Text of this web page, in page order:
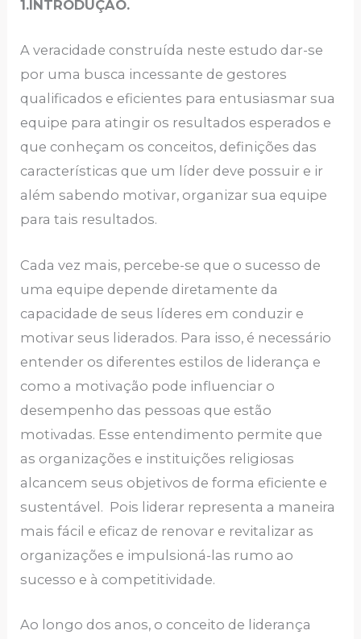
1.INTRODUÇÃO.
A veracidade construída neste estudo dar-se
por uma busca incessante de gestores
qualificados e eficientes para entusiasmar sua
equipe para atingir os resultados esperados e
que conheçam os conceitos, definições das
características que um líder deve possuir e ir
além sabendo motivar, organizar sua equipe
para tais resultados.
Cada vez mais, percebe-se que o sucesso de
uma equipe depende diretamente da
capacidade de seus líderes em conduzir e
motivar seus liderados. Para isso, é necessário
entender os diferentes estilos de liderança e
como a motivação pode influenciar o
desempenho das pessoas que estão
motivadas. Esse entendimento permite que
as organizações e instituições religiosas
alcancem seus objetivos de forma eficiente e
sustentável. Pois liderar representa a maneira
mais fácil e eficaz de renovar e revitalizar as
organizações e impulsioná-las rumo ao
sucesso e à competitividade.
Ao longo dos anos, o conceito de liderança